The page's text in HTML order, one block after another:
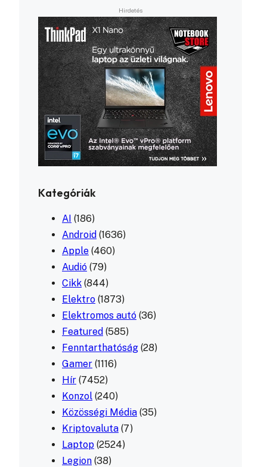
Kategóriák
AI (186)
Android (1636)
Apple (460)
Audió (79)
Cikk (844)
Elektro (1873)
Elektromos autó (36)
Featured (585)
Fenntarthatóság (28)
Gamer (1116)
Hír (7452)
Konzol (240)
Közösségi Média (35)
Kriptovaluta (7)
Laptop (2524)
Legion (38)